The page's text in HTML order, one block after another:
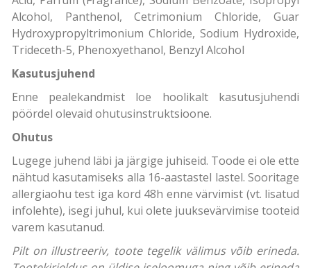
Alcohol, Panthenol, Cetrimonium Chloride, Guar
Hydroxypropyltrimonium Chloride, Sodium Hydroxide,
Trideceth-5, Phenoxyethanol, Benzyl Alcohol
Kasutusjuhend
Enne pealekandmist loe hoolikalt kasutusjuhendi
pöördel olevaid ohutusinstruktsioone.
Ohutus
Lugege juhend läbi ja järgige juhiseid. Toode ei ole ette
nähtud kasutamiseks alla 16-aastastel lastel. Sooritage
allergiaohu test iga kord 48h enne värvimist (vt. lisatud
infolehte), isegi juhul, kui olete juuksevärvimise tooteid
varem kasutanud.
Pilt on illustreeriv, toote tegelik välimus võib erineda.